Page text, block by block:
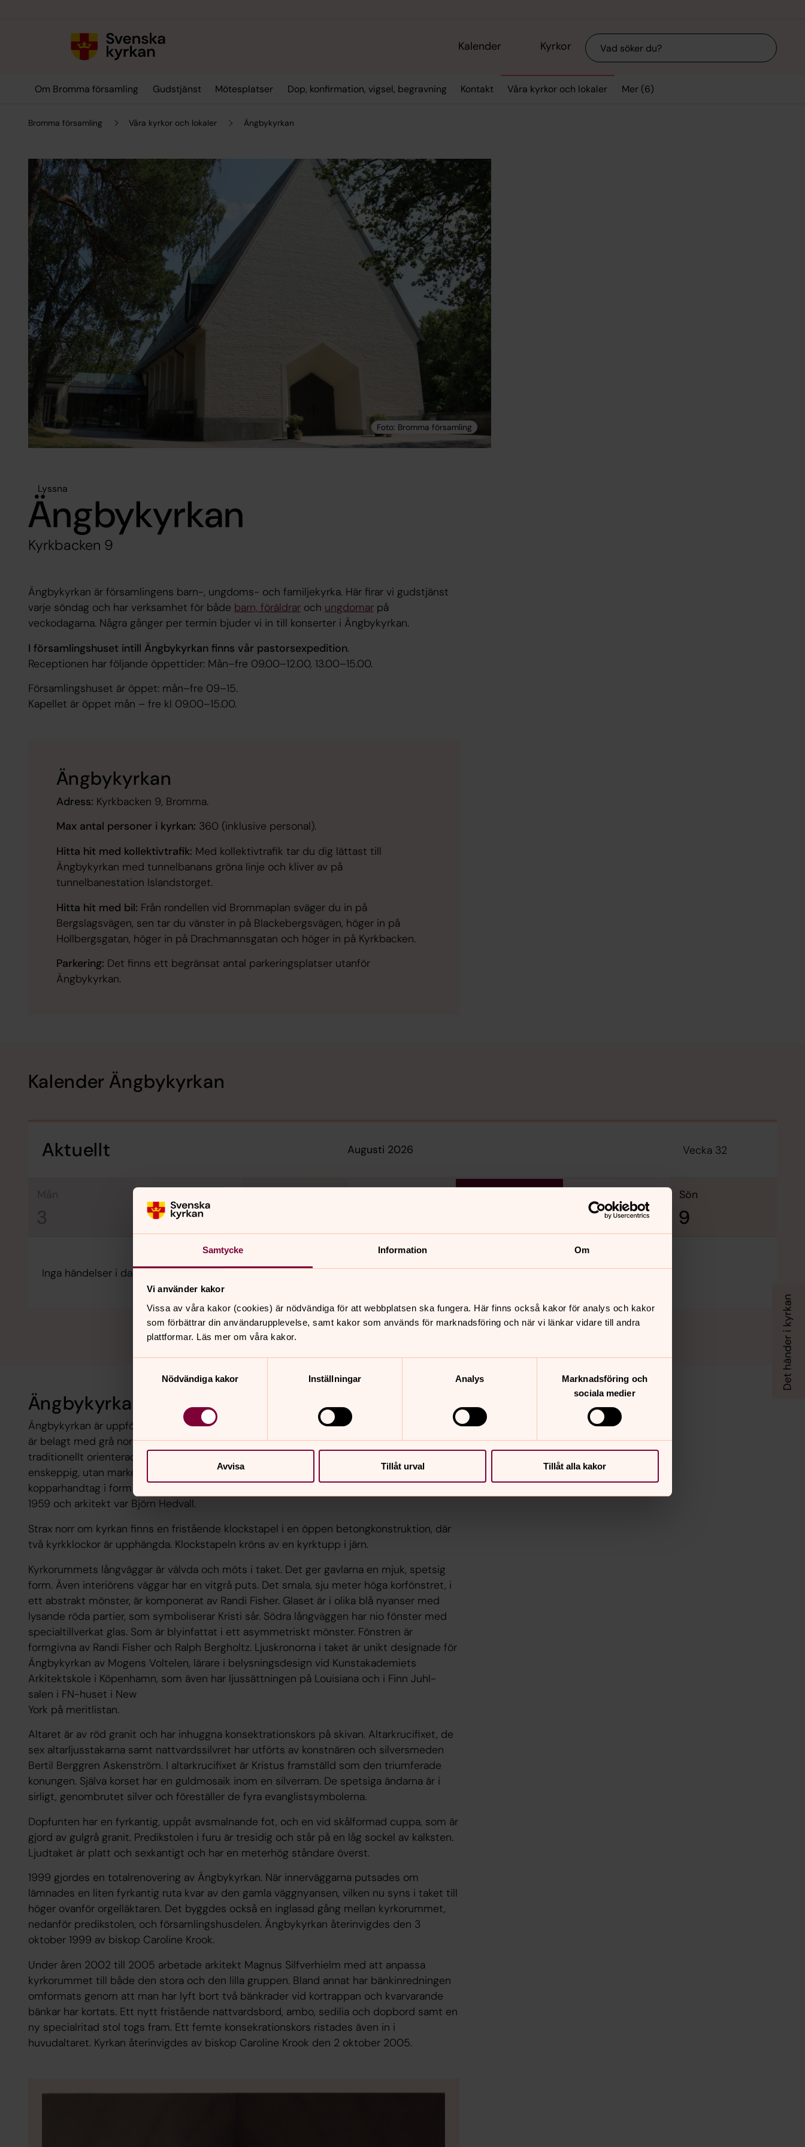
Samtycke Information Om
Vi använder kakor
Vissa av våra kakor (cookies) är nödvändiga för att webbplatsen ska fungera. Här finns också kakor för analys och kakor
som förbättrar din användarupplevelse, samt kakor som används för marknadsföring och när vi länkar vidare till andra
plattformar. Läs mer om våra kakor.
Nödvändiga kakor
Inställningar Analys
Marknadsföring och
sociala medier
Avvisa Tillåt urval Tillåt alla kakor
Kalender Kyrkor Sök
Om Bromma församling Gudstjänst Mötesplatser Dop, konfirmation, vigsel, begravning Kontakt Våra kyrkor och lokaler Mer (6)
Bromma församling Våra kyrkor och lokaler Ängbykyrkan
Lyssna
Ängbykyrkan
Kyrkbacken 9
Ängbykyrkan är församlingens barn-, ungdoms- och familjekyrka. Här firar vi gudstjänst
varje söndag och har verksamhet för både barn, föräldraroch ungdomarpå
veckodagarna. Några gånger per termin bjuder vi in till konserter i Ängbykyrkan.
I församlingshuset intill Ängbykyrkan finns vår pastorsexpedition.
Receptionen har följande öppettider: Mån–fre 09.00–12.00, 13.00–15.00.
Församlingshuset är öppet: mån–fre 09–15.
Kapellet är öppet mån – fre kl 09.00–15.00.
Ängbykyrkan
Adress: Kyrkbacken 9, Bromma.
Max antal personer i kyrkan: 360 (inklusive personal).
Hitta hit med kollektivtrafik: Med kollektivtrafik tar du dig lättast till
Ängbykyrkan med tunnelbanans gröna linje och kliver av på
tunnelbanestation Islandstorget.
Hitta hit med bil: Från rondellen vid Brommaplan sväger du in på
Bergslagsvägen, sen tar du vänster in på Blackebergsvägen, höger in på
Hollbergsgatan, höger in på Drachmannsgatan och höger in på Kyrkbacken.
Parkering: Det finns ett begränsat antal parkeringsplatser utanför
Ängbykyrkan.
Kalender Ängbykyrkan
Aktuellt augusti 2026 Vecka 32
4
sön
9
Inga händelser i dag.
Ängbykyrkans arkitektur
Ängbykyrkan är uppförd av tegel, som har putsats tunt i en vitgrå färg. Det branta taket
är belagt med grå norsk skiffer och har ett järnkors vid de båda gavlarna. Kyrkan är
traditionellt orienterad i öst-västlig riktning och till sin form en salkyrka, det vill säga
enskeppig, utan markerat kor. De kopparklädda kyrkportarna pryds av två skulpterade
kopparhandtag i form av fiskar. De är gjorda av C-O Avén. Kyrkan invigdes den 4 oktober
1959 och arkitekt var Björn Hedvall.
Strax norr om kyrkan finns en fristående klockstapel i en öppen betongkonstruktion, där
två kyrkklockor är upphängda. Klockstapeln kröns av en kyrktupp i järn.
Kyrkorummets långväggar är välvda och möts i taket. Det ger gavlarna en mjuk, spetsig
form. Även interiörens väggar har en vitgrå puts. Det smala, sju meter höga korfönstret, i
ett abstrakt mönster, är komponerat av Randi Fisher. Glaset är i olika blå nyanser med
lysande röda partier, som symboliserar Kristi sår. Södra långväggen har nio fönster med
specialtillverkat glas. Som är blyinfattat i ett asymmetriskt mönster. Fönstren är
formgivna av Randi Fisher och Ralph Bergholtz. Ljuskronorna i taket är unikt designade för
Ängbykyrkan av Mogens Voltelen, lärare i belysningsdesign vid Kunstakademiets
Arkitektskole i Köpenhamn, som även har ljussättningen på Louisiana och i Finn Juhl-
salen i FN-huset i New
York på meritlistan.
Altaret är av röd granit och har inhuggna konsektrationskors på skivan. Altarkrucifixet, de
sex altarljusstakarna samt nattvardssilvret har utförts av konstnären och silversmeden
Bertil Berggren Askenström. I altarkrucifixet är Kristus framställd som den triumferade
konungen. Själva korset har en guldmosaik inom en silverram. De spetsiga ändarna är i
sirligt, genombrutet silver och föreställer de fyra evanglistsymbolerna.
Dopfunten har en fyrkantig, uppåt avsmalnande fot, och en vid skålformad cuppa, som är
gjord av gulgrå granit. Predikstolen i furu är tresidig och står på en låg sockel av kalksten.
Ljudtaket är platt och sexkantigt och har en meterhög ståndare överst.
1999 gjordes en totalrenovering av Ängbykyrkan. När innerväggarna putsades om
lämnades en liten fyrkantig ruta kvar av den gamla väggnyansen, vilken nu syns i taket till
höger ovanför orgelläktaren. Det byggdes också en inglasad gång mellan kyrkorummet,
nedanför predikstolen, och församlingshusdelen. Ängbykyrkan återinvigdes den 3
oktober 1999 av biskop Caroline Krook.
Under åren 2002 till 2005 arbetade arkitekt Magnus Silfverhielm med att anpassa
kyrkorummet till både den stora och den lilla gruppen. Bland annat har bänkinredningen
omformats genom att man har lyft bort två bänkrader vid kortrappan och kvarvarande
bänkar har kortats. Ett nytt fristående nattvardsbord, ambo, sedilia och dopbord samt en
ny specialritad stol togs fram. Ett femte konsekrationskors ristades även in i
huvudaltaret. Kyrkan återinvigdes av biskop Caroline Krook den 2 oktober 2005.